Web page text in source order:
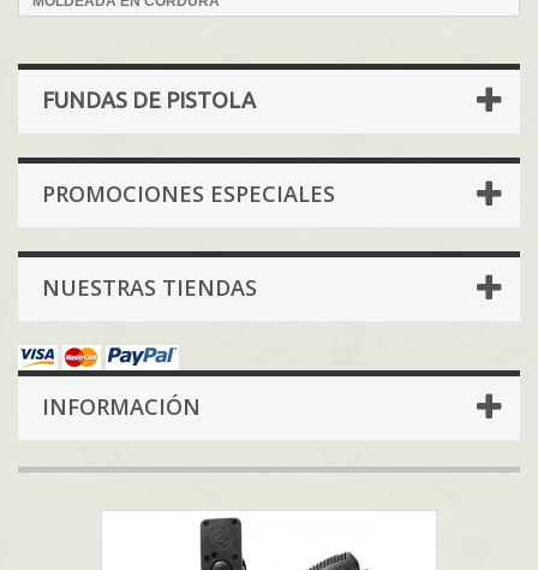
FUNDAS DE PISTOLA
PROMOCIONES ESPECIALES
NUESTRAS TIENDAS
INFORMACIÓN